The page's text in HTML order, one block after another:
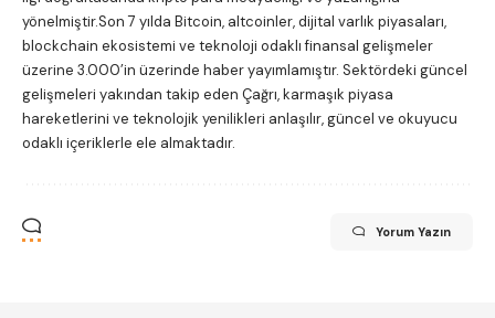
yönelmiştir.Son 7 yılda Bitcoin, altcoinler, dijital varlık piyasaları,
blockchain ekosistemi ve teknoloji odaklı finansal gelişmeler
üzerine 3.000’in üzerinde haber yayımlamıştır. Sektördeki güncel
gelişmeleri yakından takip eden Çağrı, karmaşık piyasa
hareketlerini ve teknolojik yenilikleri anlaşılır, güncel ve okuyucu
odaklı içeriklerle ele almaktadır.
Yorum Yazın